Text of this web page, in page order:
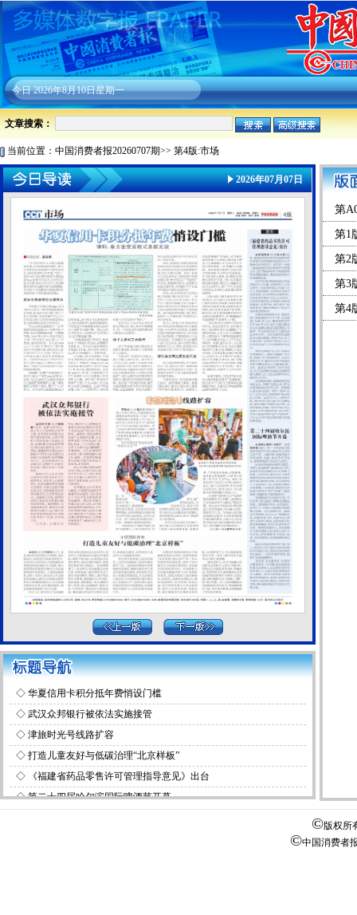
今日2026年8月10日星期一
文章搜索：
当前位置： 中国消费者报20260707期>> 第4版:市场
2026年07月07日
◇ 华夏信用卡积分抵年费悄设门槛
◇ 武汉众邦银行被依法实施接管
◇ 津旅时光号线路扩容
◇ 打造儿童友好与低碳治理“北京样板”
◇
《福建省药品零售许可管理指导意见》出台
◇第二十四届哈尔滨国际啤酒节开幕
第
第1
第2
第3
第4
©版权所
©中国消费者